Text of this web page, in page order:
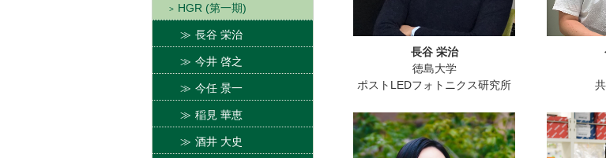
長谷 栄治
徳島大学
ポストLEDフォトニクス研究所
HGR (第一期)
長谷 栄治
今井 啓之
今任 景一
稲見 華恵
酒井 大史